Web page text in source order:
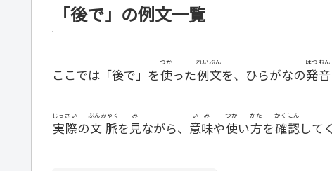
「後で」の例文一覧
ここでは「後で」を使
つか
った例文
れいぶん
を、ひらがなの発音
はつおん
実際
じっさい
の文脈
ぶんみゃく
を 見
み
ながら、 意味
いみ
や使
つか
い方
かた
を確認
かくにん
して